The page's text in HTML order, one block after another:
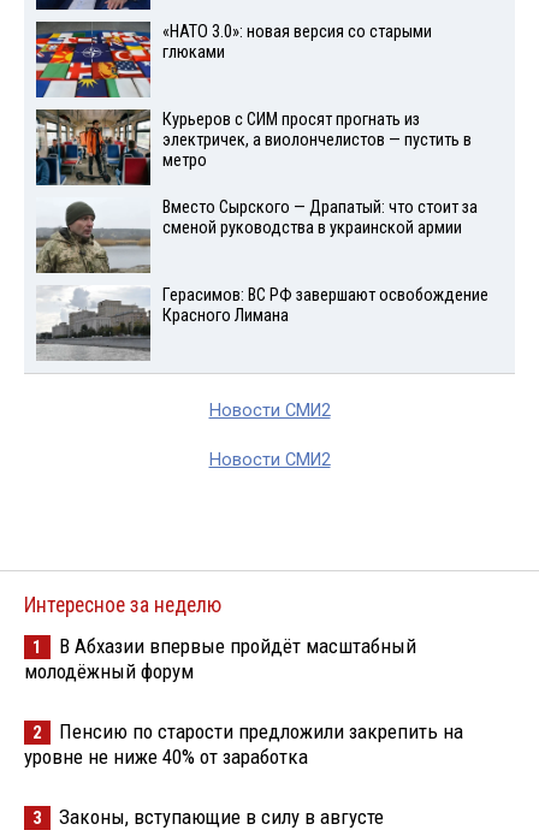
«НАТО 3.0»: новая версия со старыми
глюками
Курьеров с СИМ просят прогнать из
электричек, а виолончелистов — пустить в
метро
Вместо Сырского — Драпатый: что стоит за
сменой руководства в украинской армии
Герасимов: ВС РФ завершают освобождение
Красного Лимана
Новости СМИ2
Новости СМИ2
Интересное за неделю
1
В Абхазии впервые пройдёт масштабный
молодёжный форум
2
Пенсию по старости предложили закрепить на
уровне не ниже 40% от заработка
3 Законы, вступающие в силу в августе